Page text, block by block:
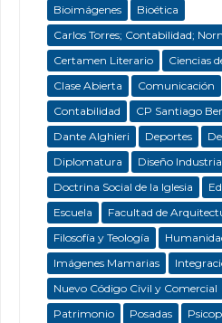
Bioimágenes
Bioética
Carlos Torres; Contabilidad;
Certamen Literario
Ciencias
Clase Abierta
Comunicación
Contabilidad
CP Santiago
Dante Alghieri
Deportes
Diplomatura
Diseño
Doctrina Social de la Iglesia
Escuela
Facultad de
Filosofía y Teología
Imágenes Mamarias
Nuevo Código Civil y Comercial
Patrimonio
Posadas